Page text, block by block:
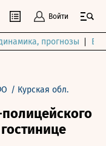
Войти
прогнозы
/ Курская обл.